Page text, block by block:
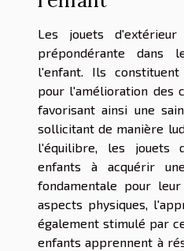
Les jouets
prépondérante dans
l'enfant. Ils
pour l'amélioration des
favorisant ainsi une
sollicitant de manière
l'équilibre, les jouets
enfants à acquérir
fondamentale pour
aspects physiques,
également stimulé par
enfants apprennent à